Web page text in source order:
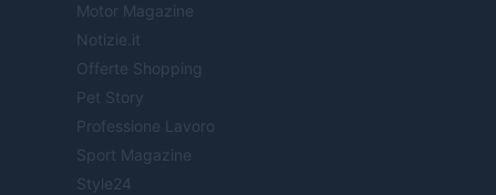
Motor Magazine
Notizie.it
Offerte Shopping
Pet Story
Professione Lavoro
Sport Magazine
Style24